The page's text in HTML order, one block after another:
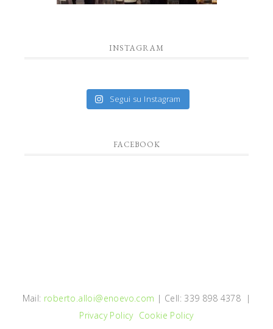
INSTAGRAM
Segui su Instagram
FACEBOOK
Mail: roberto.alloi@enoevo.com | Cell: 339 898 4378 |
Privacy Policy Cookie Policy